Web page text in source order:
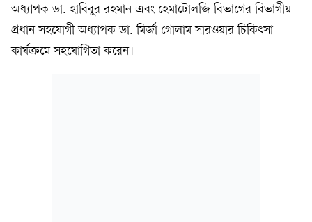
অধ্যাপক ডা. হাবিবুর রহমান এবং হেমাটোলজি বিভাগের বিভাগীয়
প্রধান সহযোগী অধ্যাপক ডা. মির্জা গোলাম সারওয়ার চিকিৎসা
কার্যক্রমে সহযোগিতা করেন।